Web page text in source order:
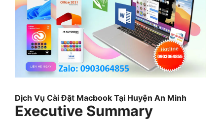
Dịch Vụ Cài Đặt Macbook Tại Huyện An Minh
Executive Summary